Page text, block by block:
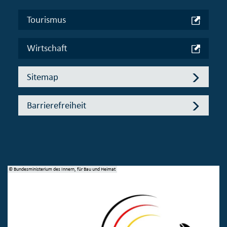
Tourismus
Wirtschaft
Sitemap
Barrierefreiheit
© Bundesministerium des Innern, für Bau und Heimat